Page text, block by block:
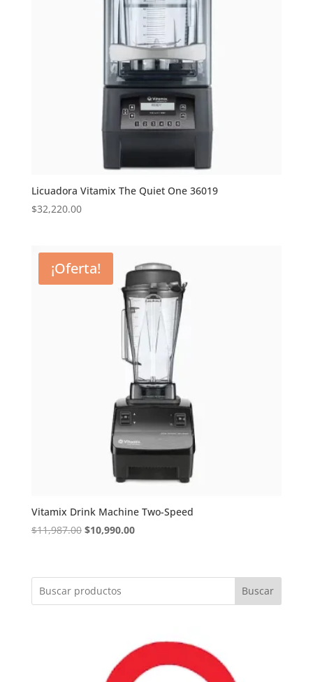
Licuadora Vitamix The Quiet One 36019
$32,220.00
¡Oferta!
Vitamix Drink Machine Two-Speed
$11,987.00 Original
$11,987.00.
$10,990.00Current
$10,990.00.
Buscar